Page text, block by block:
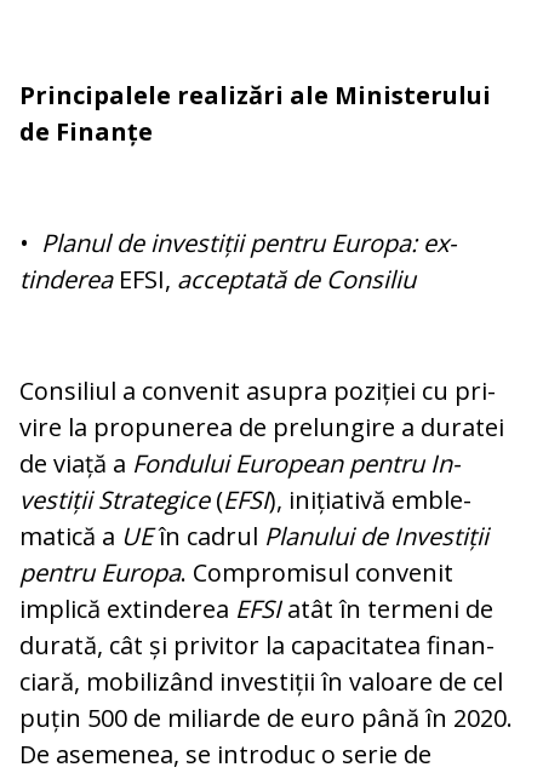
Principalele realizări ale Ministerului
de Finanțe
• Planul de investiții pentru Europa: ex­
tinderea EFSI, acceptată de Consiliu
Consiliul a convenit asupra poziției cu pri­
vire la propunerea de prelungire a du­ratei
de viață a Fondului European pentru In­
vestiții Strategice(EFSI), inițiativă em­ble­
matică a UEîn cadrul Planului de In­ves­tiții
pentru Europa. Compromisul con­ve­nit
implică extinderea EFSIatât în termeni de
durată, cât și privitor la capacitatea fi­nan­
ciară, mobilizând investiții în valoare de cel
puțin 500 de miliarde de euro până în 2020.
De asemenea, se introduc o serie de